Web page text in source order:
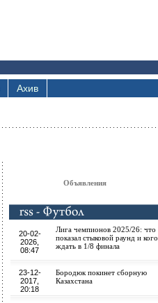
Ахив
Объявления
20-02-
2026,
08:47
Лига чемпионов 2025/26: что
показал стыковой раунд и кого
ждать в 1/8 финала
23-12-
2017,
20:18
Бородюк покинет сборную
Казахстана